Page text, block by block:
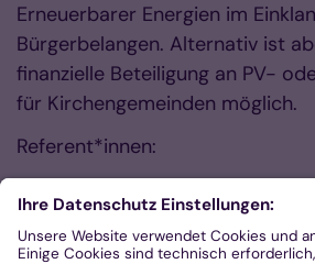
Erneuerbarer Energien im
Bürgerbelangen. Alternativ ist
finanzielle Beteiligung an PV-
für Kirchengemeinden möglich.
Referent*innen:
entsprechenden Projekten
Mirco Sieg, Fachexperte